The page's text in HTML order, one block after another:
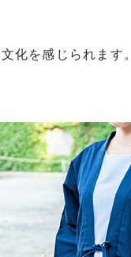
化を感じられます。